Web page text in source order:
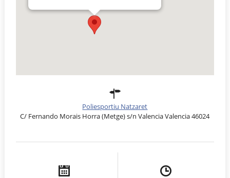
Poliesportiu Natzaret
C/ Fernando Morais Horra (Metge) s/n Valencia Valencia 46024